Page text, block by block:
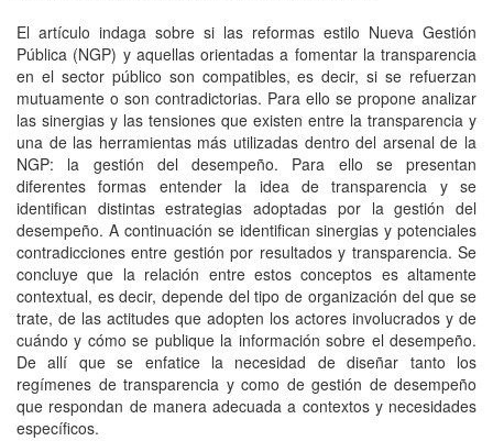
El artículo indaga sobre si las reformas estilo Nueva Gestión
Pública (NGP) y aquellas orientadas a fomentar la transparencia
en el sector público son compatibles, es decir, si se refuerzan
mutuamente o son contradictorias. Para ello se propone analizar
las sinergias y las tensiones que existen entre la transparencia y
una de las herramientas más utilizadas dentro del arsenal de la
NGP: la gestión del desempeño. Para ello se presentan
diferentes formas entender la idea de transparencia y se
identifican distintas estrategias adoptadas por la gestión del
desempeño. A continuación se identifican sinergias y potenciales
contradicciones entre gestión por resultados y transparencia. Se
concluye que la relación entre estos conceptos es altamente
contextual, es decir, depende del tipo de organización del que se
trate, de las actitudes que adopten los actores involucrados y de
cuándo y cómo se publique la información sobre el desempeño.
De allí que se enfatice la necesidad de diseñar tanto los
regímenes de transparencia y como de gestión de desempeño
que respondan de manera adecuada a contextos y necesidades
específicos.